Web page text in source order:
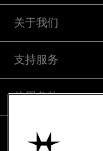
关于我们
支持服务
使用条款